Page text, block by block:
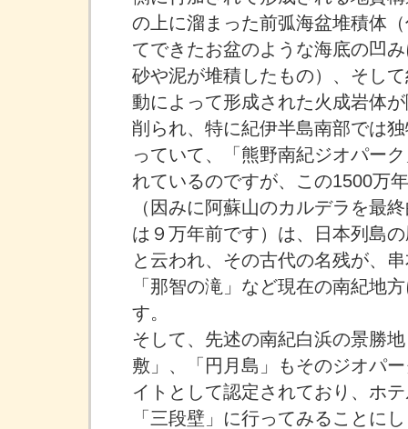
の上に溜まった前弧海盆堆積体
てできたお盆のような海底の凹
砂や泥が堆積したもの）、そし
動によって形成された火成岩体
削られ、特に紀伊半島南部では
っていて、「熊野南紀ジオパー
れているのですが、この1500万
（因みに阿蘇山のカルデラを最
は９万年前です）は、日本列島
と云われ、その古代の名残が、
「那智の滝」など現在の南紀地
す。
そして、先述の南紀白浜の景勝
敷」、「円月島」もそのジオパ
イトとして認定されており、ホ
「三段壁」に行ってみることに